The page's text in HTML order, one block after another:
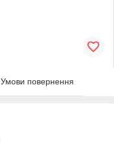
Умови повернення